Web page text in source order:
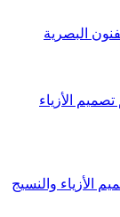
البصرية
الأزياء
الأزياء والنسيج